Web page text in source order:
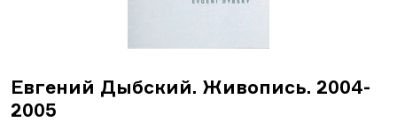
Евгений Дыбский. Живопись. 2004-
2005